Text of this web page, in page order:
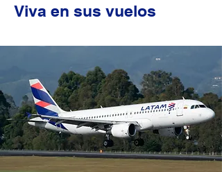
Viva en sus vuelos